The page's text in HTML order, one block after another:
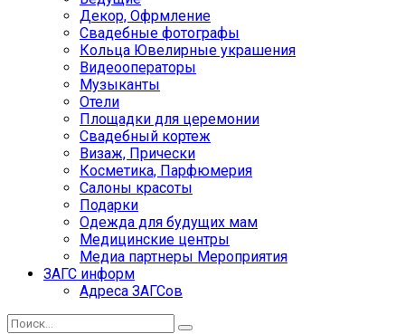
Декор, Офрмление
Свадебные фотографы
Кольца Ювелирные украшения
Видеооператоры
Музыканты
Отели
Площадки для церемонии
Свадебный кортеж
Визаж, Прически
Косметика, Парфюмерия
Салоны красоты
Подарки
Одежда для будущих мам
Медицинские центры
Медиа партнеры Мероприятия
ЗАГС информ
Адреса ЗАГСов